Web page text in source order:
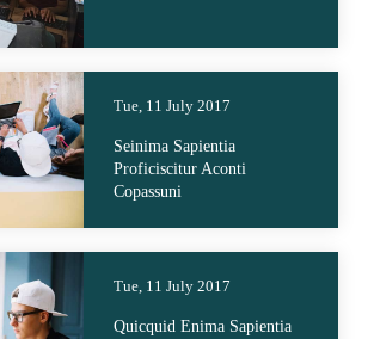
Tue, 11 July 2017
Seinima Sapientia
Proficiscitur Aconti
Copassuni
Tue, 11 July 2017
Quicquid Enima Sapientia